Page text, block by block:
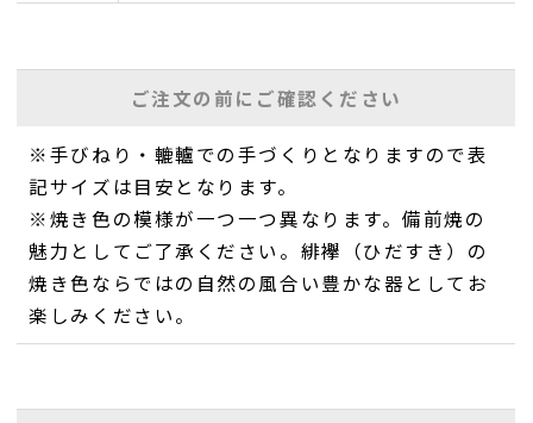
ご注文の前にご確認ください
※手びねり・轆轤での手づくりとなりますので表
記サイズは目安となります。
※焼き色の模様が一つ一つ異なります。備前焼の
魅力としてご了承ください。緋襷（ひだすき）の
焼き色ならではの自然の風合い豊かな器としてお
楽しみください。